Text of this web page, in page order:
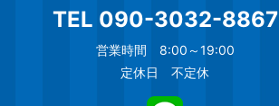
TEL 090-3032-8867
営業時間 8:00～19:00
定休日 不定休